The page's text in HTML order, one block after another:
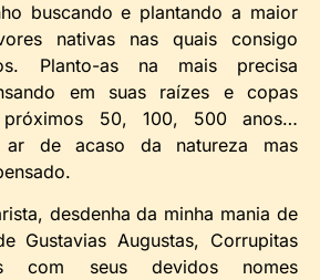
buscando e plantando a maior
nativas nas quais consigo
Planto-as na mais precisa
em suas raízes e copas
próximos 50, 100, 500 anos…
ar de acaso da natureza mas
desdenha da minha mania de
Gustavias Augustas, Corrupitas
com seus devidos nomes